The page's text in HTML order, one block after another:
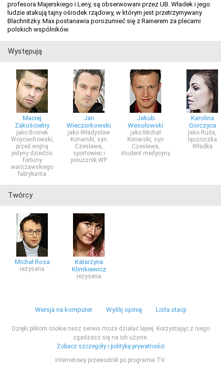
profesora Majerskiego i Leny, są obserwowani przez UB. Władek i jego
ludzie atakują tajny ośrodek rządowy, w którym jest przetrzymywany
Blachnitzky. Max postanawia porozumieć się z Rainerem za plecami
polskich wspólników.
Występują
Maciej
Zakościelny
jako Bronek
Woyciechowski,
przed wojną
jedyny dziedzic
fortuny
warszawskiego
fabrykanta
Jan
Wieczorkowski
jako Władysław
Konarski, syn
Czesława,
sportowiec i
porucznik WP
Jakub
Wesołowski
jako Michał
Konarski, syn
Czesława,
student medycyny
Karolina
Gorczyca
jako Ruda,
łączniczka
Władka
Twórcy
Michał Rosa
reżyseria
Katarzyna
Klimkiewicz
reżyseria
Wersja na komputer Wyślij opinię Lista stacji
Dzięki plikom cookie nasz serwis może działać lepiej. Korzystając z niego
zgadzasz się na ich użycie.
Zobacz szczegóły i politykę prywatności
Internetowy przewodnik po programie TV.